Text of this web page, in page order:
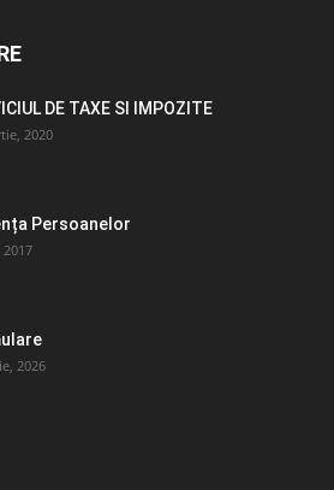
DE TAXE SI IMPOZITE
2020
Persoanelor
2026